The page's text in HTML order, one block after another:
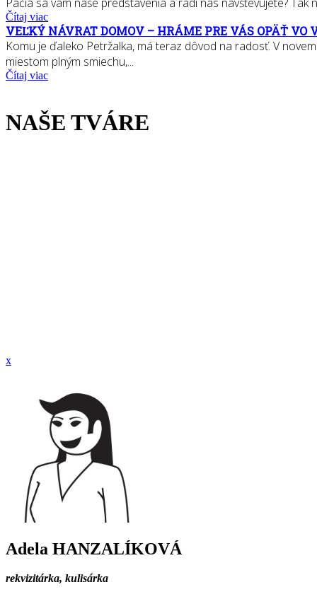
Čítaj viac
VEĽKÝ NÁVRAT DOMOV – HRÁME PRE VÁS OPÄŤ VO
Komu je ďaleko Petržalka, má teraz dôvod na radosť. V
miestom plným smiechu,...
Čítaj viac
NAŠE TVÁRE
x
Adela HANZALÍKOVÁ
rekvizitárka, kulisárka